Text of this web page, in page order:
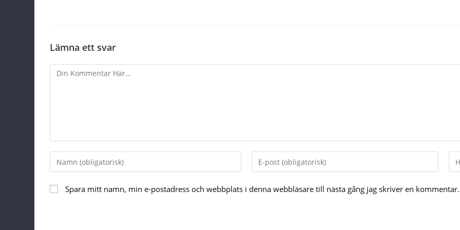
Lämna ett svar
Comment
Enter
your
name
Enter
your
email
Spara mitt namn, min e-postadress och webbplats i denna webbläsare till nästa gång jag skriver en kommentar.